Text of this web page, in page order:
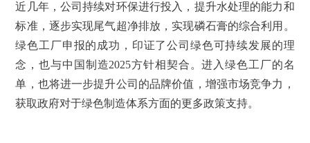
近几年，公司持续对环保进行投入，提升水处理的能力和
标准，逐步实现尾气超净排放，实现磷石膏的综合利用。
绿色工厂申报的成功，印证了公司绿色可持续发展的理
念，也与中国制造2025方针相契合。进入绿色工厂的名
单，也将进一步提升公司的品牌价值 ，增强市场竞争力，
获取政府对于绿色制造体系方面的更多政策支持。